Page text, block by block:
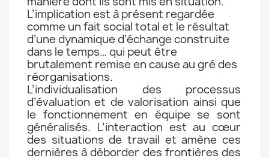
L’implication est à présent regardée
comme un fait social total et le résultat
d’une dynamique d’échange construite
dans le temps… qui peut être
brutalement remise en cause au gré des
réorganisations.
L’individualisation des processus
d’évaluation et de valorisation ainsi que
le fonctionnement en équipe se sont
généralisés. L’interaction est au cœur
des situations de travail et amène ces
dernières à déborder des frontières des